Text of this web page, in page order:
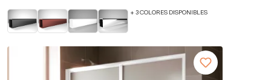
+ 3 COLORES DISPONIBLES